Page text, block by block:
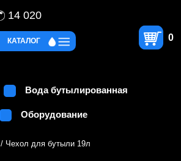
14 020
0
КАТАЛОГ
Вода бутылированная
Оборудование
/ Чехол для бутыли 19л